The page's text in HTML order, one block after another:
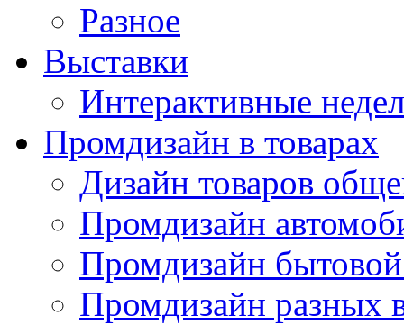
Разное
Выставки
Интерактивные
Промдизайн в товарах
Дизайн товаров
Промдизайн
Промдизайн
Промдизайн разных